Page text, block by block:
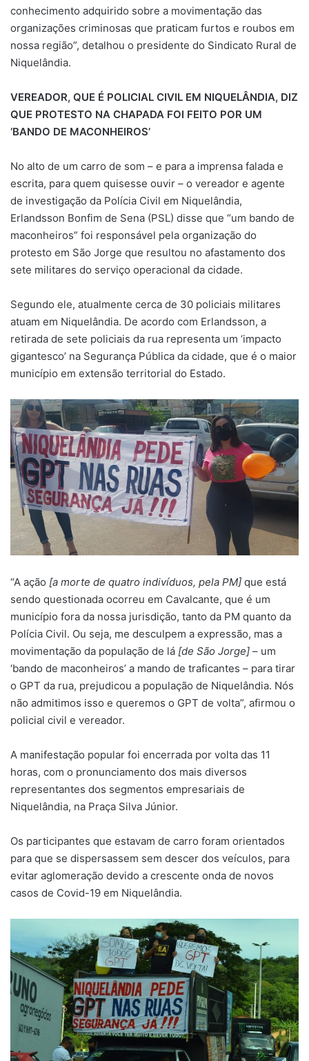
conhecimento adquirido sobre a movimentação das
organizações criminosas que praticam furtos e roubos em
nossa região”, detalhou o presidente do Sindicato Rural de
Niquelândia.
VEREADOR, QUE É POLICIAL CIVIL EM NIQUELÂNDIA, DIZ
QUE PROTESTO NA CHAPADA FOI FEITO POR UM
‘BANDO DE MACONHEIROS’
No alto de um carro de som – e para a imprensa falada e
escrita, para quem quisesse ouvir – o vereador e agente
de investigação da Polícia Civil em Niquelândia,
Erlandsson Bonfim de Sena (PSL) disse que “um bando de
maconheiros” foi responsável pela organização do
protesto em São Jorge que resultou no afastamento dos
sete militares do serviço operacional da cidade.
Segundo ele, atualmente cerca de 30 policiais militares
atuam em Niquelândia. De acordo com Erlandsson, a
retirada de sete policiais da rua representa um ‘impacto
gigantesco’ na Segurança Pública da cidade, que é o maior
município em extensão territorial do Estado.
“A ação [a morte de quatro indivíduos, pela PM] que está
sendo questionada ocorreu em Cavalcante, que é um
município fora da nossa jurisdição, tanto da PM quanto da
Polícia Civil. Ou seja, me desculpem a expressão, mas a
movimentação da população de lá [de São Jorge] – um
‘bando de maconheiros’ a mando de traficantes – para tirar
o GPT da rua, prejudicou a população de Niquelândia. Nós
não admitimos isso e queremos o GPT de volta”, afirmou o
policial civil e vereador.
A manifestação popular foi encerrada por volta das 11
horas, com o pronunciamento dos mais diversos
representantes dos segmentos empresariais de
Niquelândia, na Praça Silva Júnior.
Os participantes que estavam de carro foram orientados
para que se dispersassem sem descer dos veículos, para
evitar aglomeração devido a crescente onda de novos
casos de Covid-19 em Niquelândia.